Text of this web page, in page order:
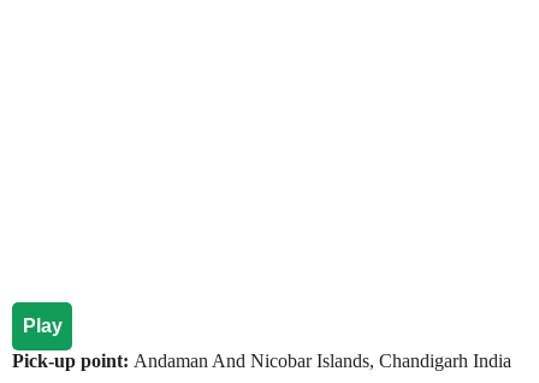
Play
Pick-up point: Andaman And Nicobar Islands, Chandigarh India